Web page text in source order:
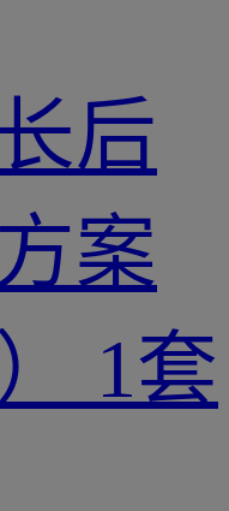
后
案
1套